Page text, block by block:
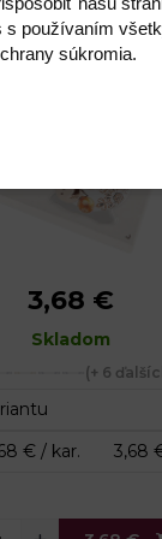
30,5 x
3,68 €
Skladom
(+ 6
s používaním
súkromia.